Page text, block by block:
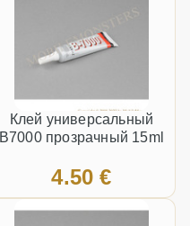
Клей универсальный
B7000 прозрачный 15ml
4.50 €